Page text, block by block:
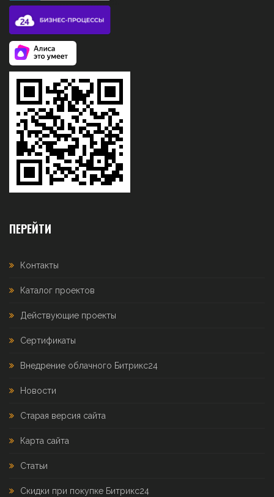
ПЕРЕЙТИ
Контакты
Каталог проектов
Действующие проекты
Сертификаты
Внедрение облачного Битрикс24
Новости
Старая версия сайта
Карта сайта
Статьи
Скидки при покупке Битрикс24